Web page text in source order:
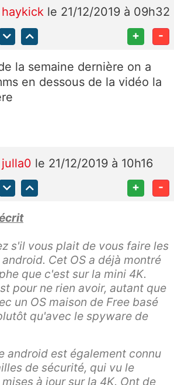
haykick le 21/12/2019 à 09h32
+ -
la semaine dernière on a
en dessous de la vidéo la
julla0 le 21/12/2019 à 10h16
+ -
s'il vous plait de vous faire les
Cet OS a déjà montré
que c'est sur la mini 4K.
pour ne rien avoir, autant que
un OS maison de Free basé
qu'avec le spyware de
android est également connu
de sécurité, qui vu le
à jour sur la 4K. Ont de